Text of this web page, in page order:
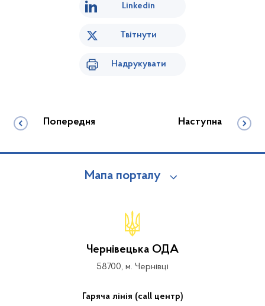
Linkedin
Твітнути
Надрукувати
Попередня Наступна
Мапа порталу
Чернівецька ОДА
58700, м. Чернівці
Гаряча лінія (call центр)